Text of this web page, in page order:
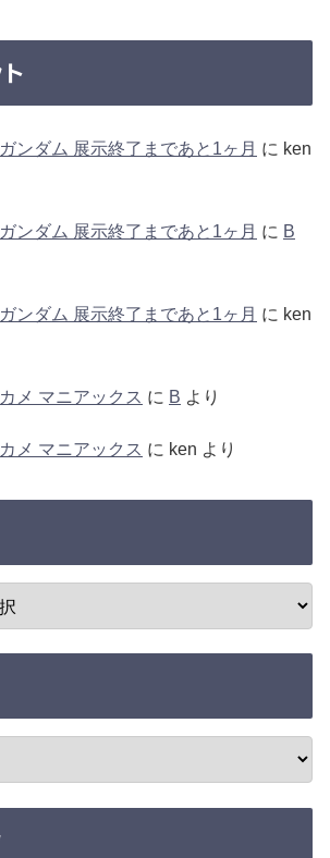
ンダム 展示終了まであと1ヶ月 に ken
ンダム 展示終了まであと1ヶ月 に B
ンダム 展示終了まであと1ヶ月 に ken
メ マニアックス に B より
メ マニアックス に ken より